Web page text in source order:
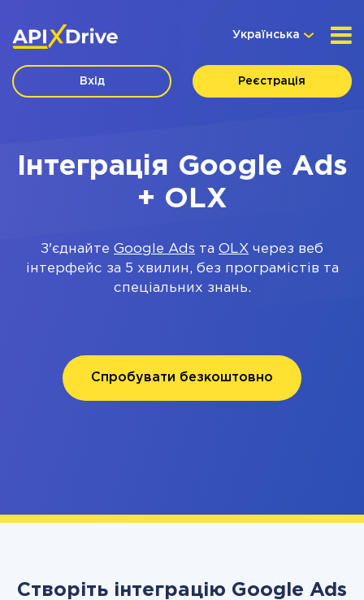
Українська
Вхід Реєстрація
Інтеграція Google Ads
+ OLX
З'єднайте Google Ads та OLX через веб
інтерфейс за 5 хвилин, без програмістів та
спеціальних знань.
Спробувати безкоштовно
Створіть інтеграцію Google Ads